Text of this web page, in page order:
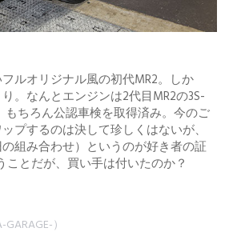
ルオリジナル風の初代MR2。しか
。なんとエンジンは2代目MR2の3S-
もちろん公認車検を取得済み。今のご
プするのは決して珍しくはないが、
組み合わせ）というのが好き者の証
ことだが、買い手は付いたのか？
GARAGE-）